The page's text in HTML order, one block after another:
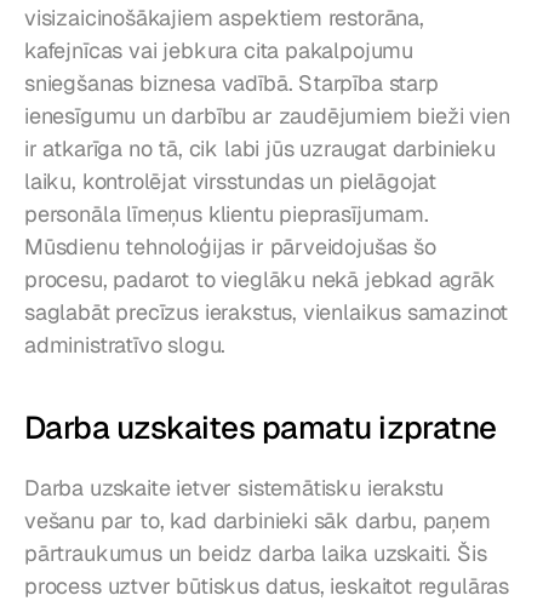
visizaicinošākajiem aspektiem restorāna,
kafejnīcas vai jebkura cita pakalpojumu
sniegšanas biznesa vadībā. Starpība starp
ienesīgumu un darbību ar zaudējumiem bieži vien
ir atkarīga no tā, cik labi jūs uzraugat darbinieku
laiku, kontrolējat virsstundas un pielāgojat
personāla līmeņus klientu pieprasījumam.
Mūsdienu tehnoloģijas ir pārveidojušas šo
procesu, padarot to vieglāku nekā jebkad agrāk
saglabāt precīzus ierakstus, vienlaikus samazinot
administratīvo slogu.
Darba uzskaites pamatu izpratne
Darba uzskaite ietver sistemātisku ierakstu
vešanu par to, kad darbinieki sāk darbu, paņem
pārtraukumus un beidz darba laika uzskaiti. Šis
process uztver būtiskus datus, ieskaitot regulāras